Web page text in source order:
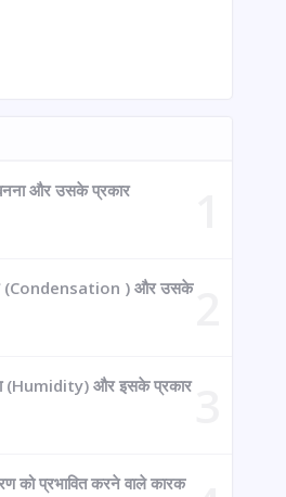
और उसके प्रकार
(Condensation ) और उसके
(Humidity) और इसके प्रकार
को प्रभावित करने वाले कारक